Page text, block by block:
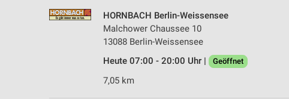
HORNBACH Berlin-Weissensee
Malchower Chaussee 10
13088 Berlin-Weissensee
Heute 07:00 - 20:00 Uhr |
Geöffnet
7,05 km